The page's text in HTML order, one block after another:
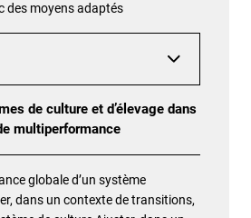
des moyens adaptés
de culture et d’élevage dans
multiperformance
globale d’un système
dans un contexte de transitions,